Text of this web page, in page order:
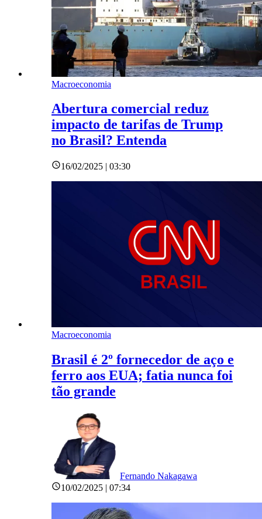
Macroeconomia
Abertura comercial reduz
impacto de tarifas de Trump
no Brasil? Entenda
16/02/2025 | 03:30
Macroeconomia
Brasil é 2º fornecedor de aço e
ferro aos EUA; fatia nunca foi
tão grande
Fernando Nakagawa
10/02/2025 | 07:34